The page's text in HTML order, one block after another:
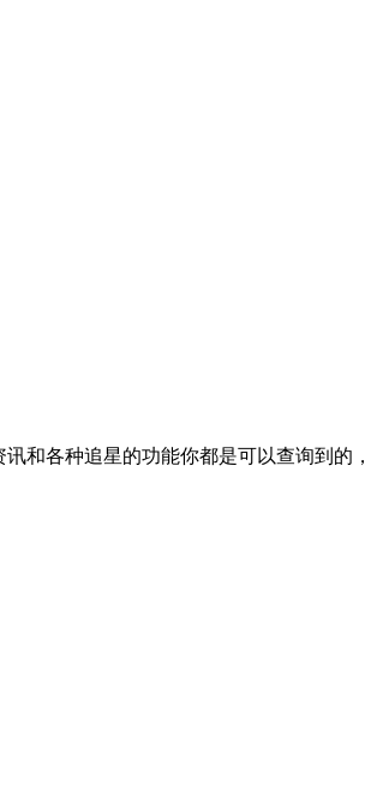
和各种追星的功能你都是可以查询到的，